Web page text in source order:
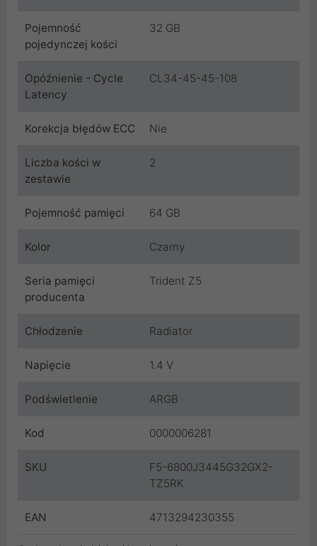
Pojemność
pojedynczej kości
32 GB
Opóźnienie - Cycle
Latency
CL34-45-45-108
Korekcja błędów ECC Nie
Liczba kości w
zestawie
2
Pojemność pamięci 64 GB
Kolor Czarny
Seria pamięci
producenta
Trident Z5
Chłodzenie Radiator
Napięcie 1.4 V
Podświetlenie ARGB
Kod 0000006281
SKU
F5-6800J3445G32GX2-
TZ5RK
EAN 4713294230355